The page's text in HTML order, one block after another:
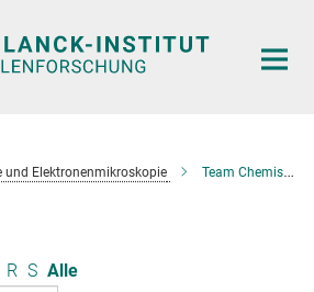
Elektronenmikroskopie Team Chemische Kristallographie und Elektronenmikroskopie
R S Alle